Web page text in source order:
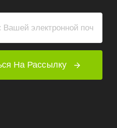
На Рассылку